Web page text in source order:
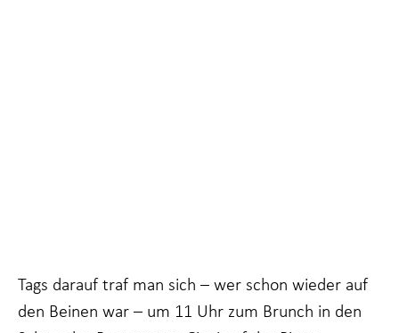
Tags darauf traf man sich – wer schon wieder auf
den Beinen war – um 11 Uhr zum Brunch in den
Cookies sind
nicht
optional. Sie